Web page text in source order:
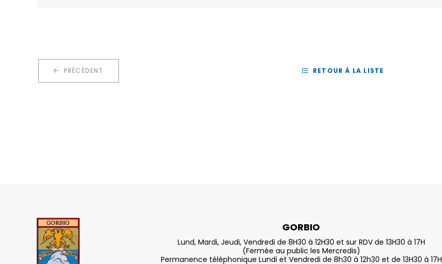
PRÉCÉDENT RETOUR À LA LISTE
GORBIO
Lund, Mardi, Jeudi, Vendredi de 8H30 à 12H30 et sur RDV de 13H30 à 17H
(Fermée au public les Mercredis)
Permanence téléphonique Lundi et Vendredi de 8h30 à 12h30 et de 13H30 à 17H